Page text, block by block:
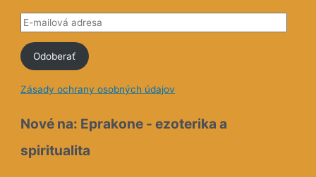
E
m
i
l
v
Odoberať
Zásady ochrany osobných údajov
Nové na: Eprakone - ezoterika a
spiritualita